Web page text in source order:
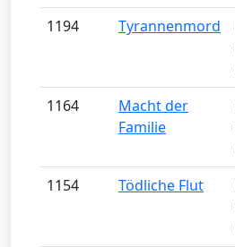
1194 Tyrannenmord
1164
Macht der
Familie
1154 Tödliche Flut